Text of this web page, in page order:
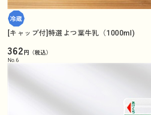
[キャップ付]特選よつ葉牛乳（1000ml)
362円（税込）
No. 6